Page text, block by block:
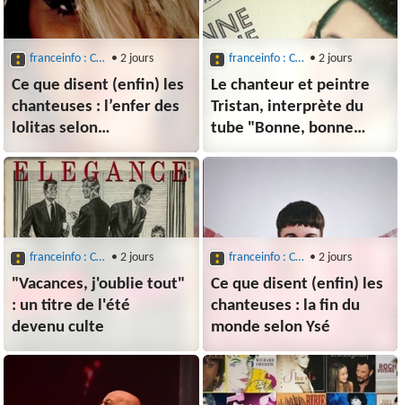
franceinfo : Culture : Musique • 2 jours
Ce que disent (enfin) les
chanteuses : l’enfer des
lolitas selon
Margaux Simone
franceinfo : Culture : Musique • 2 jours
Le chanteur et peintre
Tristan, interprète du
tube "Bonne, bonne
humeur ce matin", est
franceinfo : Culture : Musique • 2 jours
"Vacances, j'oublie tout"
: un titre de l'été
devenu culte
franceinfo : Culture : Musique • 2 jours
Ce que disent (enfin) les
chanteuses : la fin du
monde selon Ysé